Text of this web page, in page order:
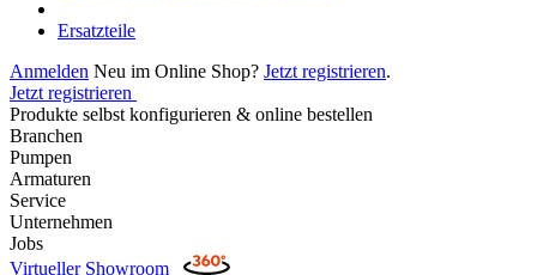
Ersatzteile
Anmelden Neu im Online Shop? Jetzt registrieren.
Jetzt registrieren
Produkte selbst konfigurieren & online bestellen
Branchen
Pumpen
Armaturen
Service
Unternehmen
Jobs
Virtueller Showroom